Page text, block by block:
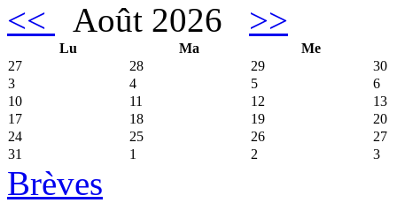
<<
Août 2026 >>
Lu Ma
Me
27
28 29
30
3
4 5
6
10
11 12
13
17
18 19
20
24
25 26
27
31
1 2 3
Brèves